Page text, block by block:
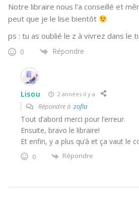
Notre libraire nous l’a conseillé et
peut que je le lise bientôt
ps : tu as oublié le z à vivrez dans le
0 Répondre
Lisou 2 années il y a
Répondre à zofia
Tout d’abord merci pour l’erreur.
Ensuite, bravo le libraire!
Et enfin, y a plus qu’à et ça vaut le
0 Répondre